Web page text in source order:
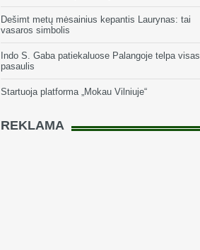
Dešimt metų mėsainius kepantis Laurynas: tai
vasaros simbolis
Indo S. Gaba patiekaluose Palangoje telpa visas
pasaulis
Startuoja platforma „Mokau Vilniuje“
REKLAMA